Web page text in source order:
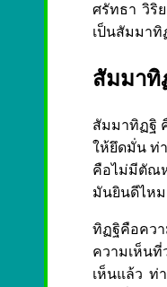
ศรัทธา วิริ
เป็นสัมมาทิ
สัมมาทิ
สัมมาทิฏฐิ
ให้ยึดมั่น ท่
คือไม่มีตัณ
มันยินดีไห
ทิฏฐิคือควา
ความเห็นที่
เห็นแล้ว ท่